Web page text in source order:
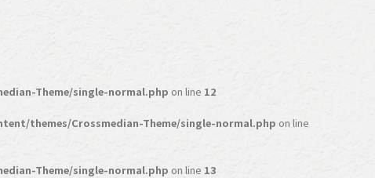
Theme/single-normal.php on line 12
themes/Crossmedian-Theme/single-normal.php on line
Theme/single-normal.php on line 13